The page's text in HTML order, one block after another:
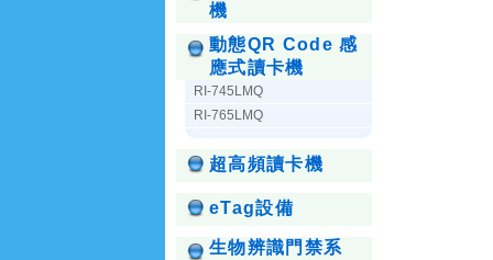
機
動態QR Code 感
應式讀卡機
RI-745LMQ
RI-765LMQ
超高頻讀卡機
eTag設備
生物辨識門禁系